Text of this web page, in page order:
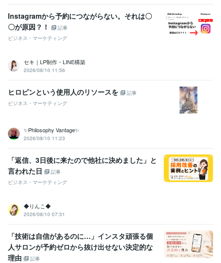
Instagramから予約につながらない。それは〇
〇が原因？！
記事
ビジネス・マーケティング
セキ｜LP制作・LINE構築
2026/08/10 11:56
ヒロピンという使用人のリソースを
記事
ビジネス・マーケティング
✨Philosophy Vantage✨
2026/08/10 11:23
「返信、3日後に来たので他社に決めました」と
言われた日
記事
ビジネス・マーケティング
◆りんこ◆
2026/08/10 07:31
「技術は自信があるのに…」インスタ頑張る個
人サロンが予約ゼロから抜け出せない決定的な
理由
記事